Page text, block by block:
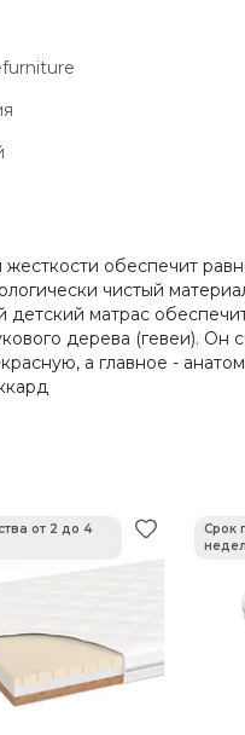
обеспечит
чистый
матрас
дерева (гевеи).
а главное -